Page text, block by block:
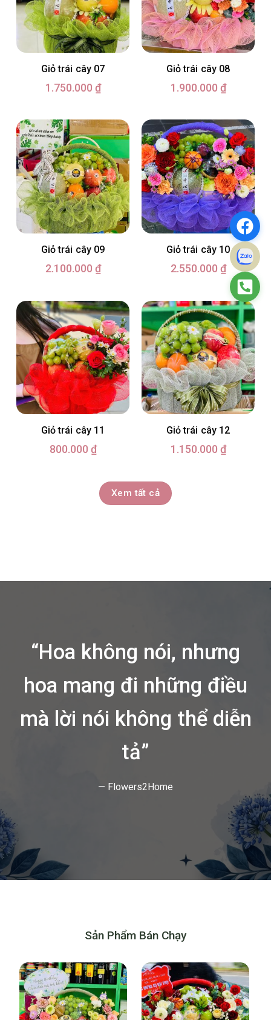
Giỏ trái cây 07
1.750.000 ₫
Giỏ trái cây 08
1.900.000 ₫
Giỏ trái cây 09
2.100.000 ₫
Giỏ trái cây 10
2.550.000 ₫
Giỏ trái cây 11
800.000 ₫
Giỏ trái cây 12
1.150.000 ₫
Xem tất cả
“Hoa không nói, nhưng
hoa mang đi những điều
mà lời nói không thể diễn
tả”
— Flowers2Home
Sản Phẩm Bán Chạy